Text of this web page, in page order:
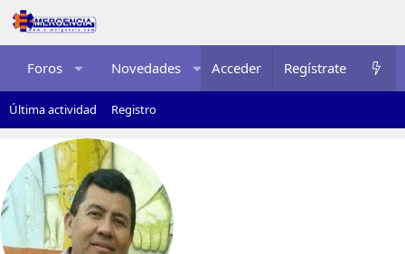
Foros Novedades Multimedia Recursos
Acceder Regístrate
Última actividad Registro